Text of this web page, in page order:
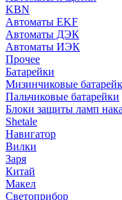
KBN
Автоматы EKF
Автоматы ДЭК
Автоматы ИЭК
Прочее
Батарейки
Мизинчиковые
Пальчиковые батарейки
Блоки защиты ламп
Shetale
Навигатор
Вилки
Заря
Китай
Макел
Светоприбор